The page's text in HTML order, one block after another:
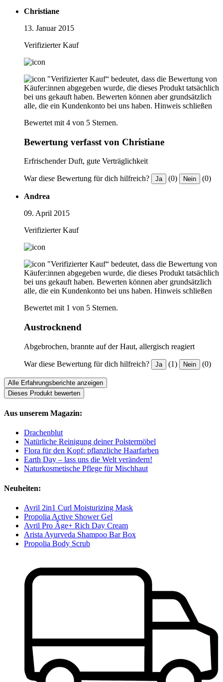
Christiane
13. Januar 2015
Verifizierter Kauf
"Verifizierter Kauf“ bedeutet, dass die Bewertung von
Käufer:innen abgegeben wurde, die dieses Produkt tatsächlich
bei uns gekauft haben. Bewerten können aber grundsätzlich
alle, die ein Kundenkonto bei uns haben. Hinweis schließen
Bewertet mit 4 von 5 Sternen.
Bewertung verfasst von Christiane
Erfrischender Duft, gute Verträglichkeit
War diese Bewertung für dich hilfreich? Ja (0) Nein (0)
Andrea
09. April 2015
Verifizierter Kauf
"Verifizierter Kauf“ bedeutet, dass die Bewertung von
Käufer:innen abgegeben wurde, die dieses Produkt tatsächlich
bei uns gekauft haben. Bewerten können aber grundsätzlich
alle, die ein Kundenkonto bei uns haben. Hinweis schließen
Bewertet mit 1 von 5 Sternen.
Austrocknend
Abgebrochen, brannte auf der Haut, allergisch reagiert
War diese Bewertung für dich hilfreich? Ja (1) Nein (0)
Alle Erfahrungsberichte anzeigen
Dieses Produkt bewerten
Aus unserem Magazin:
Drachenblut
Natürliche Reinigung deiner Polstermöbel
Flora für den Kopf: pflanzliche Haarfarben
Earth Day – lass uns die Welt verändern!
Naturkosmetische Pflege für Mischhaut
Neuheiten:
Avril 2in1 Curl Moisturizing Mask
Propolia Active Shower Gel
Avril Pro Âge+ Rich Day Cream
Arista Ayurveda Shampoo Bar Box
Propolia Body Scrub